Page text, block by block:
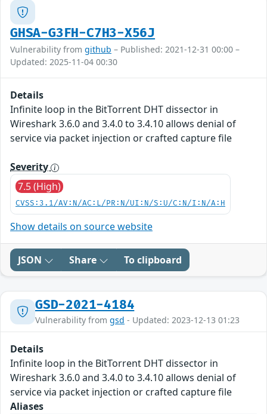
GHSA-G3FH-C7H3-X56J
Vulnerability from github – Published: 2021-12-31 00:00 –
Updated: 2025-11-04 00:30
Details
Infinite loop in the BitTorrent DHT dissector in
Wireshark 3.6.0 and 3.4.0 to 3.4.10 allows denial of
service via packet injection or crafted capture file
Severity
7.5 (High)
CVSS:3.1/AV:N/AC:L/PR:N/UI:N/S:U/C:N/I:N/A:H
Show details on source website
JSON Share To clipboard
GSD-2021-4184
Vulnerability from gsd - Updated: 2023-12-13 01:23
Details
Infinite loop in the BitTorrent DHT dissector in
Wireshark 3.6.0 and 3.4.0 to 3.4.10 allows denial of
service via packet injection or crafted capture file
Aliases